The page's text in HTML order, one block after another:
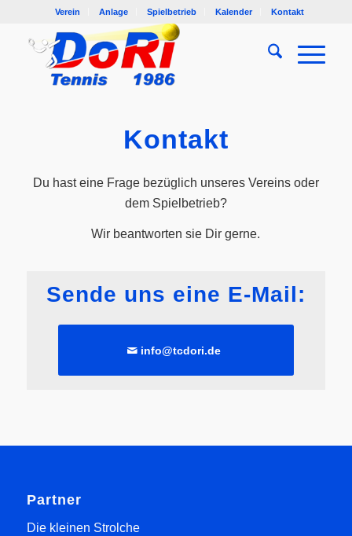
Verein Anlage Spielbetrieb Kalender Kontakt
Kontakt
Du hast eine Frage bezüglich unseres Vereins oder
dem Spielbetrieb?
Wir beantworten sie Dir gerne.
Sende uns eine E-Mail:
info@tcdori.de
Partner
Die kleinen Strolche